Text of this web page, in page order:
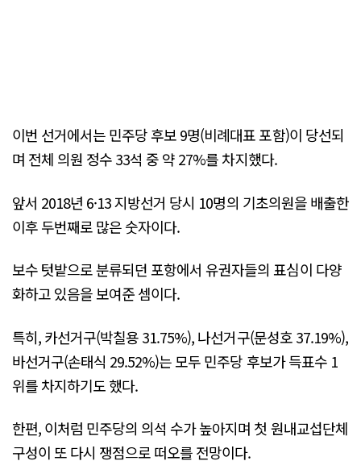
이번 선거에서는 민주당 후보 9명(비례대표 포함)이 당선되
며 전체 의원 정수 33석 중 약 27%를 차지했다.
앞서 2018년 6·13 지방선거 당시 10명의 기초의원을 배출한
이후 두번째로 많은 숫자이다.
보수 텃밭으로 분류되던 포항에서 유권자들의 표심이 다양
화하고 있음을 보여준 셈이다.
특히, 카선거구(박칠용 31.75%), 나선거구(문성호 37.19%),
바선거구(손태식 29.52%)는 모두 민주당 후보가 득표수 1
위를 차지하기도 했다.
한편, 이처럼 민주당의 의석 수가 높아지며 첫 원내교섭단체
구성이 또 다시 쟁점으로 떠오를 전망이다.